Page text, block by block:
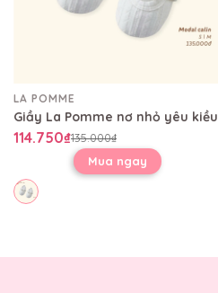
LA POMME
Giầy La Pomme nơ nhỏ yêu kiều
114.750₫135.000₫
Mua ngay